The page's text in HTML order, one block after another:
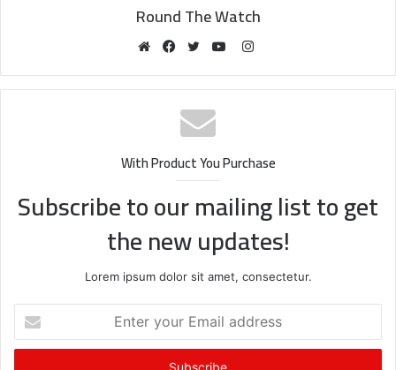
Round The Watch
Instagram
With Product You Purchase
Subscribe to our mailing list to get
the new updates!
Lorem ipsum dolor sit amet, consectetur.
your
Email